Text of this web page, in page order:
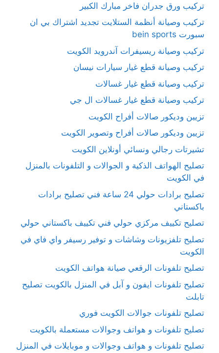
تركيب ورق جدران فاخر مبارك الكبير
تركيب وصيانة أنظمة الستلايت تجديد اشتراك بي ان
سبورت bein sports
تركيب وصيانة ريسيفرات آندرويد الكويت
تركيب وصيانة قطع غيار سيارات نيسان
تركيب وصيانة قطع غيار غسالات
تركيب وصيانة قطع غيار غسالات ال جي
تزيين وديكور صالات أفراح الكويت
تزيين وديكور صالات أفراح وتصوير الكويت
تشيرتات رجالي ونسائي أونلاين الكويت
تصليح الهواتف الذكية و الجوالات و التلفونات بالمنزل
في الكويت
تصليح برادات حولي 24 ساعة فني تصليح برادات
باكستاني
تصليح تكييف مركزي حولي فني تكييف باكستاني حولي
تصليح تلفزيونات وشاشات و توفير رسيفر واي فاي في
الكويت
تصليح تلفونات الرقعي صيانة هواتف الكويت
تصليح تلفونات ايفون و آبل في المنزل بالكويت تصليح
تابلت
تصليح تلفونات جوالات الكويت فوري
تصليح تلفونات و هواتف وجوالات مستعملة بالكويت
تصليح تلفونات و هواتف وجوالات و موبايلات في المنزل